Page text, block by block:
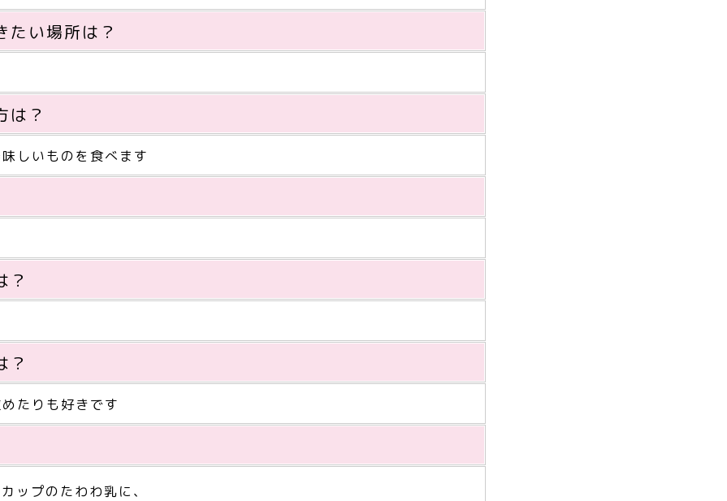
たい場所は？
は？
しいものを食べます
？
？
たりも好きです
ップのたわわ乳に、